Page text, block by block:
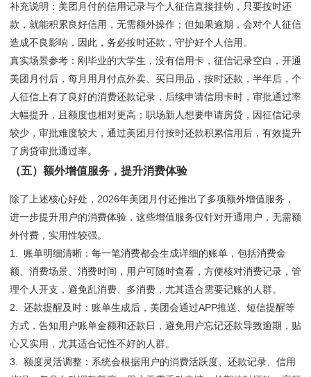
补充说明：美团月付的信用记录与个人征信直接挂钩，只要按时还
款，就能积累良好信用，无需额外操作；但如果逾期，会对个人征信
造成不良影响，因此，务必按时还款，守护好个人信用。
真实场景参考：刚毕业的大学生，没有信用卡，征信记录空白，开通
美团月付后，每月用月付点外卖、买日用品，按时还款，半年后，个
人征信上有了良好的消费还款记录，后续申请信用卡时，审批通过率
大幅提升，且额度也相对更高；职场新人想要申请房贷，因征信记录
较少，审批难度较大，通过美团月付按时还款积累信用后，有效提升
了房贷审批通过率。
（五）额外增值服务，提升消费体验
除了上述核心好处，2026年美团月付还推出了多项额外增值服务，
进一步提升用户的消费体验，这些增值服务仅针对开通用户，无需额
外付费，实用性较强。
1. 账单明细清晰：每一笔消费都会生成详细的账单，包括消费金
额、消费场景、消费时间，用户可随时查看，方便核对消费记录，管
理个人开支，避免乱消费、多消费，尤其适合需要记账的人群。
2. 还款提醒及时：账单生成后，美团会通过APP推送、短信提醒等
方式，告知用户账单金额和还款日，避免用户忘记还款导致逾期，贴
心又实用，尤其适合记性不好的人群。
3. 额度灵活调整：系统会根据用户的消费活跃度、还款记录、信用